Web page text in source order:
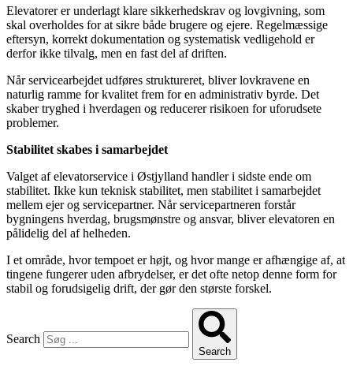
Elevatorer er underlagt klare sikkerhedskrav og lovgivning, som
skal overholdes for at sikre både brugere og ejere. Regelmæssige
eftersyn, korrekt dokumentation og systematisk vedligehold er
derfor ikke tilvalg, men en fast del af driften.
Når servicearbejdet udføres struktureret, bliver lovkravene en
naturlig ramme for kvalitet frem for en administrativ byrde. Det
skaber tryghed i hverdagen og reducerer risikoen for uforudsete
problemer.
Stabilitet skabes i samarbejdet
Valget af elevatorservice i Østjylland handler i sidste ende om
stabilitet. Ikke kun teknisk stabilitet, men stabilitet i samarbejdet
mellem ejer og servicepartner. Når servicepartneren forstår
bygningens hverdag, brugsmønstre og ansvar, bliver elevatoren en
pålidelig del af helheden.
I et område, hvor tempoet er højt, og hvor mange er afhængige af, at
tingene fungerer uden afbrydelser, er det ofte netop denne form for
stabil og forudsigelig drift, der gør den største forskel.
Search
Search